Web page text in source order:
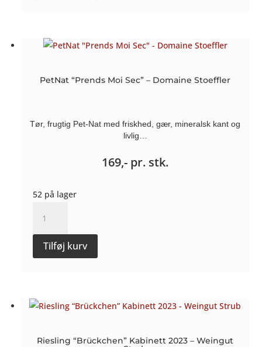
Sommer
PetNat “Prends Moi Sec” – Domaine Stoeffler
Tør, frugtig Pet-Nat med friskhed, gær, mineralsk kant og
livlig…
169,- pr. stk.
52 på lager
"Prends
Moi
Sec"
Stoeffler
Tilføj kurv
Riesling “Brückchen” Kabinett 2023 – Weingut